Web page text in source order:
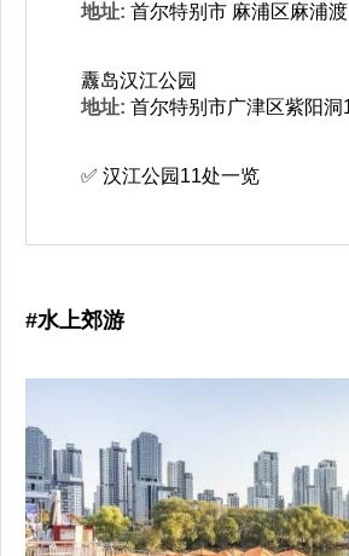
地址: 首尔特别市 麻浦区麻浦
纛岛汉江公园
地址: 首尔特别市广津区紫阳洞
✅ 汉江公园11处一览
#水上郊游